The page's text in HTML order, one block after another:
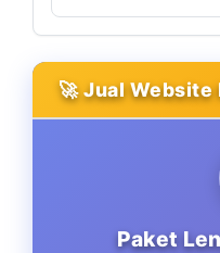
🚀 Jual Website
Paket